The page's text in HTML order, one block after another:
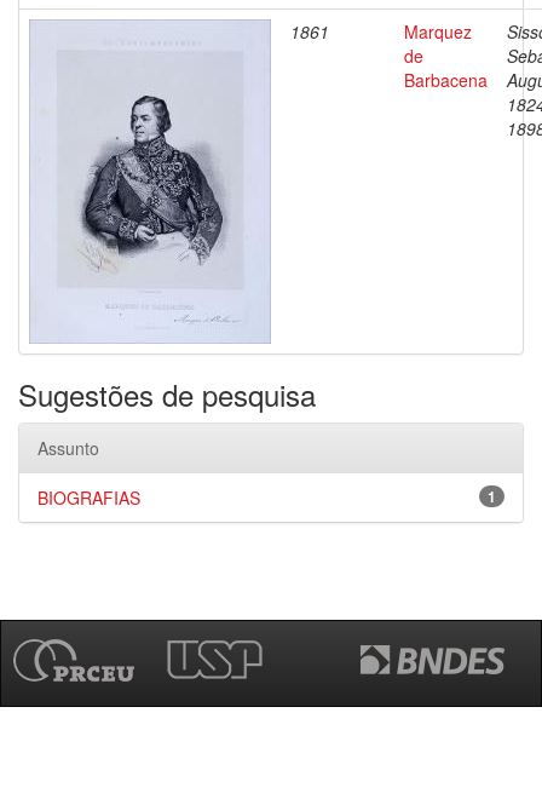
1861
Marquez
de
Barbacena
Sugestões de pesquisa
Assunto
1
BIOGRAFIAS